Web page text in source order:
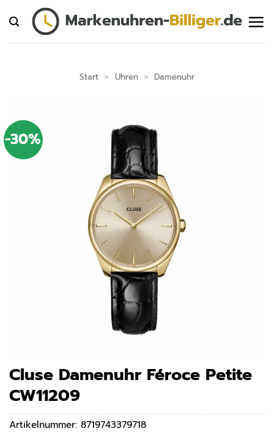
Inhalt
springen
Start » Uhren » Damenuhr
-30%
Cluse Damenuhr Féroce Petite
CW11209
Artikelnummer: 8719743379718